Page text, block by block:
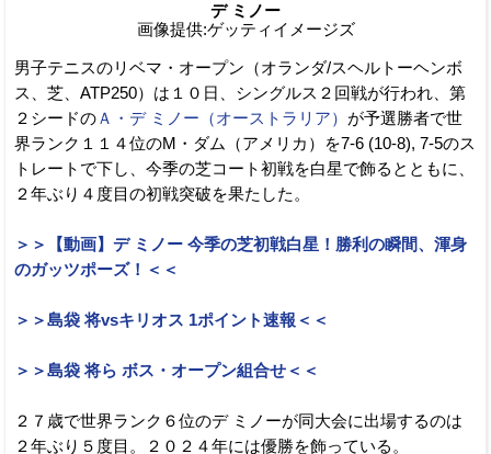
デ ミノー
画像提供:ゲッティイメージズ
男子テニスのリベマ・オープン（オランダ/スヘルトーヘンボ
ス、芝、ATP250）は１０日、シングルス２回戦が行われ、第
２シードのＡ・デ ミノー（オーストラリア） が予選勝者で世
界ランク１１４位のM・ダム（アメリカ）を7-6 (10-8), 7-5のス
トレートで下し、今季の芝コート初戦を白星で飾るとともに、
２年ぶり４度目の初戦突破を果たした。
＞＞【動画】デ ミノー 今季の芝初戦白星！勝利の瞬間、渾身
のガッツポーズ！＜＜
＞＞島袋 将vsキリオス 1ポイント速報＜＜
＞＞島袋 将ら ボス・オープン組合せ＜＜
２７歳で世界ランク６位のデ ミノーが同大会に出場するのは
２年ぶり５度目。２０２４年には優勝を飾っている。